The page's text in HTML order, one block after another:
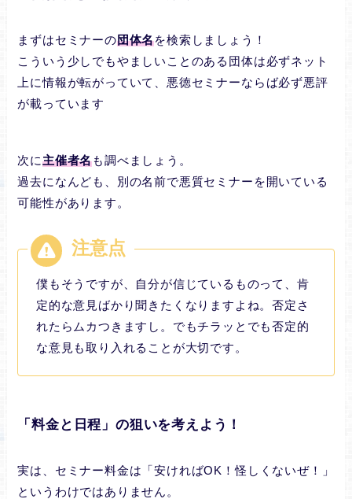
まずはセミナーの団体名を検索しましょう！
こういう少しでもやましいことのある団体は必ずネット
上に情報が転がっていて、悪徳セミナーならば必ず悪評
が載っています
次に主催者名も調べましょう。
過去になんども、別の名前で悪質セミナーを開いている
可能性があります。
僕もそうですが、自分が信じているものって、肯
定的な意見ばかり聞きたくなりますよね。否定さ
れたらムカつきますし。でもチラッとでも否定的
な意見も取り入れることが大切です。
「料金と日程」の狙いを考えよう！
実は、セミナー料金は「安ければOK！怪しくないぜ！」
というわけではありません。